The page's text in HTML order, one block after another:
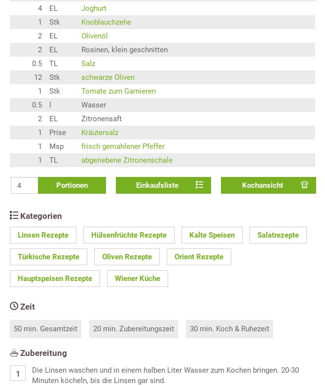
4
EL
Joghurt
1
Stk
Knoblauchzehe
2
EL
Olivenöl
2
EL
Rosinen, klein geschnitten
0.5
TL
Salz
12
Stk
schwarze Oliven
1
Stk
Tomate zum Garnieren
0.5
Wasser
2
EL
Zitronensaft
1
Prise
Kräutersalz
1
Msp
frisch gemahlener Pfeffer
1
TL abgeriebene Zitronenschale
Portionen Einkaufsliste Kochansicht
Kategorien
Linsen Rezepte Hülsenfrüchte Rezepte Kalte Speisen Salatrezepte
Türkische Rezepte Oliven Rezepte Orient Rezepte
Hauptspeisen Rezepte Wiener Küche
Zeit
50 min. Gesamtzeit 20 min. Zubereitungszeit 30 min. Koch & Ruhezeit
Zubereitung
Die Linsen waschen und in einem halben Liter Wasser zum Kochen bringen. 20-30
Minuten köcheln, bis die Linsen gar sind.